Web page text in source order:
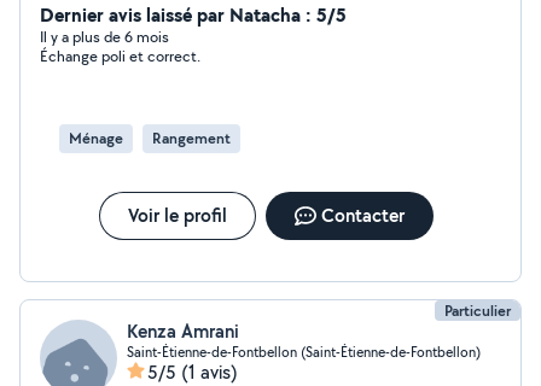
n'hésitez pas à me contacter
Dernier avis laissé par Natacha : 5/5
Il y a plus de 6 mois
Échange poli et correct.
Ménage Rangement
Voir le profil Contacter
Particulier
Kenza Amrani
Saint-Étienne-de-Fontbellon (Saint-Étienne-de-Fontbellon)
5/5 (1 avis)